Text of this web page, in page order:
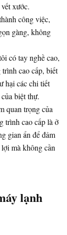
xước.
công việc,
gàng, không
có tay nghề cao,
cao cấp, biết
hại các chi tiết
biệt thự.
quan trọng của
trình cao cấp là ở
gian ẩn để đảm
mà không cần
lạnh